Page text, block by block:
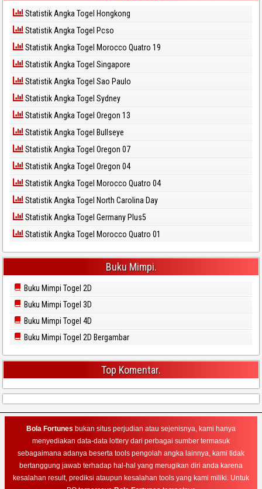
Statistik Angka Togel Hongkong
Statistik Angka Togel Pcso
Statistik Angka Togel Morocco Quatro 19
Statistik Angka Togel Singapore
Statistik Angka Togel Sao Paulo
Statistik Angka Togel Sydney
Statistik Angka Togel Oregon 13
Statistik Angka Togel Bullseye
Statistik Angka Togel Oregon 07
Statistik Angka Togel Oregon 04
Statistik Angka Togel Morocco Quatro 04
Statistik Angka Togel North Carolina Day
Statistik Angka Togel Germany Plus5
Statistik Angka Togel Morocco Quatro 01
Buku Mimpi.
Buku Mimpi Togel 2D
Buku Mimpi Togel 3D
Buku Mimpi Togel 4D
Buku Mimpi Togel 2D Bergambar
Top Komentar.
Bola Fortunes bukan situs perjudian atau sejenisnya, kami hanya
menyediakan data-data lottery dari perbagai sumber termasuk
sebagaimana adanya beserta tools pengolah angka lainnya, kami tidak
bertanggung jawab terhadap hal-hal yang merugikan diri anda karena
kesalahan result, prediksi ataupun kesalahan tools yang kami miliki. Untuk